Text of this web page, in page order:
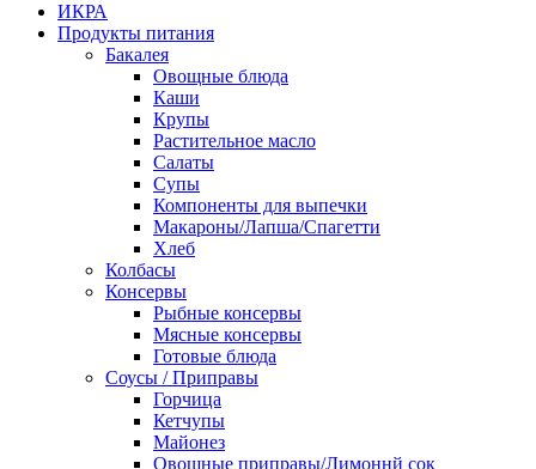
ИКРА
Продукты питания
Бакалея
Овощные блюда
Каши
Крупы
Растительное масло
Салаты
Супы
Компоненты для выпечки
Макароны/Лапша/Спагетти
Хлеб
Колбасы
Консервы
Рыбные консервы
Мясные консервы
Готовые блюда
Соусы / Приправы
Горчица
Кетчупы
Майонез
Овощные приправы/Лимоннй сок